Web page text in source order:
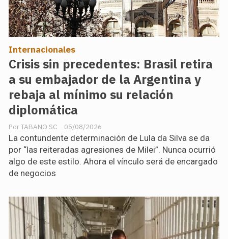
Crisis sin precedentes: Brasil retira
a su embajador de la Argentina y
rebaja al mínimo su relación
diplomática
TABANO SC
Internacionales
05/08/2026
La contundente determinación de Lula da Silva se da
por “las reiteradas agresiones de Milei”. Nunca ocurrió
algo de este estilo. Ahora el vínculo será de encargado
de negocios